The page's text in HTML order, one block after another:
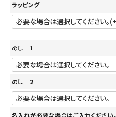
ラッピング
のし 1
のし 2
名入れが必要な場合はご入力ください。